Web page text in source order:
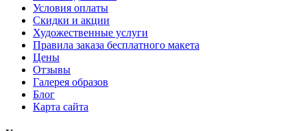
Условия оплаты
Скидки и акции
Художественные услуги
Правила заказа бесплатного макета
Цены
Отзывы
Галерея образов
Блог
Карта сайта